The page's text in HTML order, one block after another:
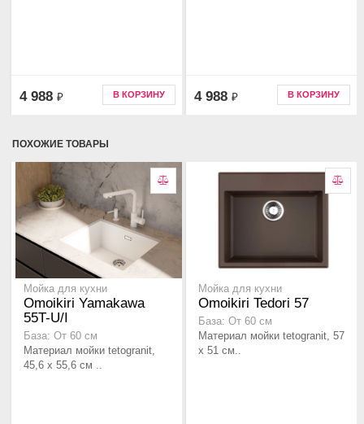
4 988 ₽ В КОРЗИНУ 4 988 ₽ В КОРЗИНУ
ПОХОЖИЕ ТОВАРЫ
Мойка для кухни
Omoikiri Yamakawa
55T-U/I
База: От 60 см
Материал мойки tetogranit,
45,6 x 55,6 см ..
Мойка для кухни
Omoikiri Tedori 57
База: От 60 см
Материал мойки tetogranit, 57
x 51 см..